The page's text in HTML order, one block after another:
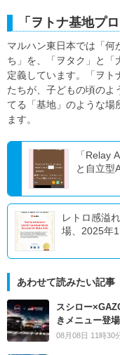
「ヲトナ基地プ
マルハン東日本では「何
ち」を、「ヲタク」と「
定義しています。「ヲト
たちが、子どもの頃のよ
てる「基地」のような場
ます。
「Relay
と自立型
レトロ感溢
場、2025年
あわせて読みたい記事
スシロー
きメニュー登場
08月08日 11時30